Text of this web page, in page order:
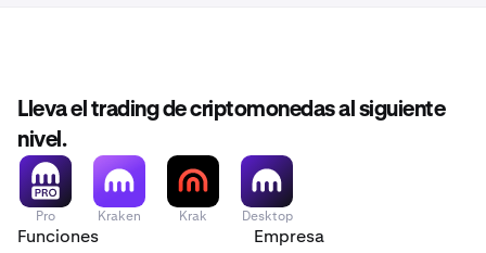
Lleva el trading de criptomonedas al siguiente
nivel.
Pro Kraken Krak Desktop
Funciones Empresa